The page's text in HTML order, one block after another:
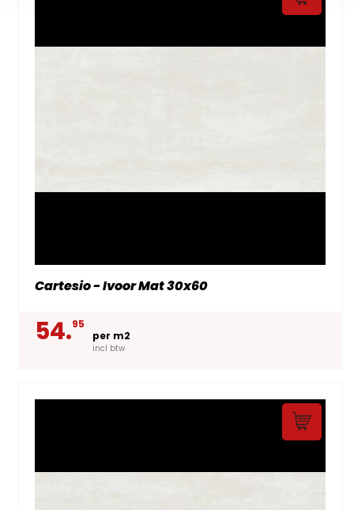
Cartesio - Ivoor Mat 30x60
54.95
per m2
incl btw